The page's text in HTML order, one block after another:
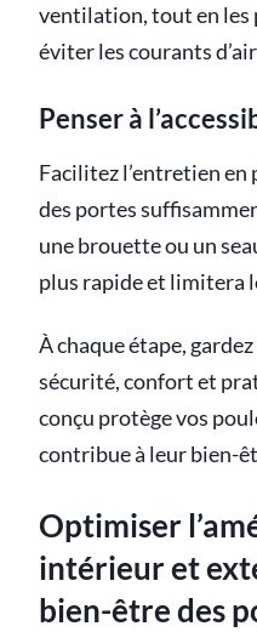
ventilation, tout en les
éviter les courants
Penser à
Facilitez l’entretien en
des portes
une brouette ou un
plus rapide et limitera
À chaque étape,
sécurité, confort et
conçu protège vos
contribue à leur bien-
Optimiser
intérieur et
bien-être des